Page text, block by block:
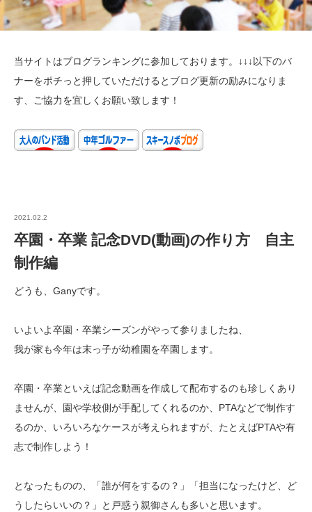
当サイトはブログランキングに参加しております。↓↓↓以下のバ
ナーをポチっと押していただけるとブログ更新の励みになりま
す、ご協力を宜しくお願い致します！
2021.02.2
卒園・卒業 記念DVD(動画)の作り方 自主
制作編
どうも、Ganyです。
いよいよ卒園・卒業シーズンがやって参りましたね、
我が家も今年は末っ子が幼稚園を卒園します。
卒園・卒業といえば記念動画を作成して配布するのも珍しくあり
ませんが、園や学校側が手配してくれるのか、PTAなどで制作す
るのか、いろいろなケースが考えられますが、たとえばPTAや有
志で制作しよう！
となったものの、「誰が何をするの？」「担当になったけど、ど
うしたらいいの？」と戸惑う親御さんも多いと思います。